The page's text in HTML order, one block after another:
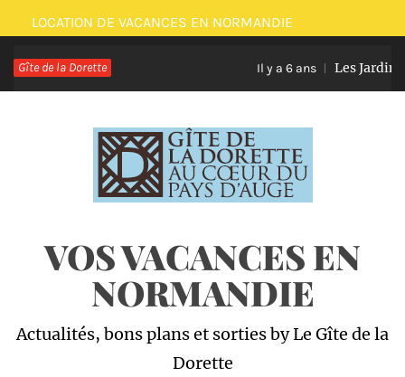
Passer
au
contenu
LOCATION DE VACANCES EN NORMANDIE
Gîte de la Dorette Il y a 6 ans Les Jardins
VOS VACANCES EN
NORMANDIE
Actualités, bons plans et sorties by Le Gîte de la
Dorette